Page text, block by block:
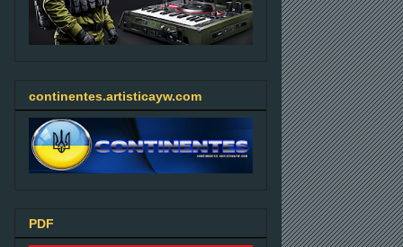
continentes.artisticayw.com
PDF